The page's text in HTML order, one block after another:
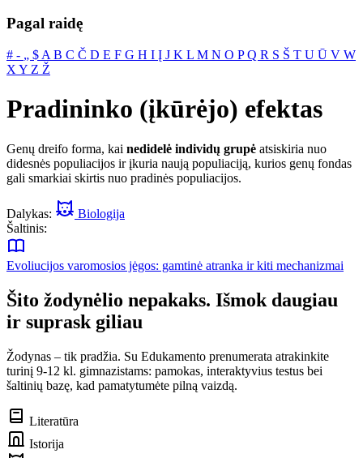
Pagal raidę
# ‐ „ $ A B C Č D E F G H I Į J K L M N O PQ R S Š T U Ū V W
X Y Z Ž
Pradininko (įkūrėjo) efektas
Genų dreifo forma, kai nedidelė individų grupė atsiskiria nuo
didesnės populiacijos ir įkuria naują populiaciją, kurios genų fondas
gali smarkiai skirtis nuo pradinės populiacijos.
Dalykas:
Biologija
Šaltinis:
Evoliucijos varomosios jėgos: gamtinė atranka ir kiti mechanizmai
Šito žodynėlio nepakaks. Išmok daugiau
ir suprask giliau
Žodynas – tik pradžia. Su Edukamento prenumerata atrakinkite
turinį 9-12 kl. gimnazistams: pamokas, interaktyvius testus bei
šaltinių bazę, kad pamatytumėte pilną vaizdą.
Literatūra
Istorija